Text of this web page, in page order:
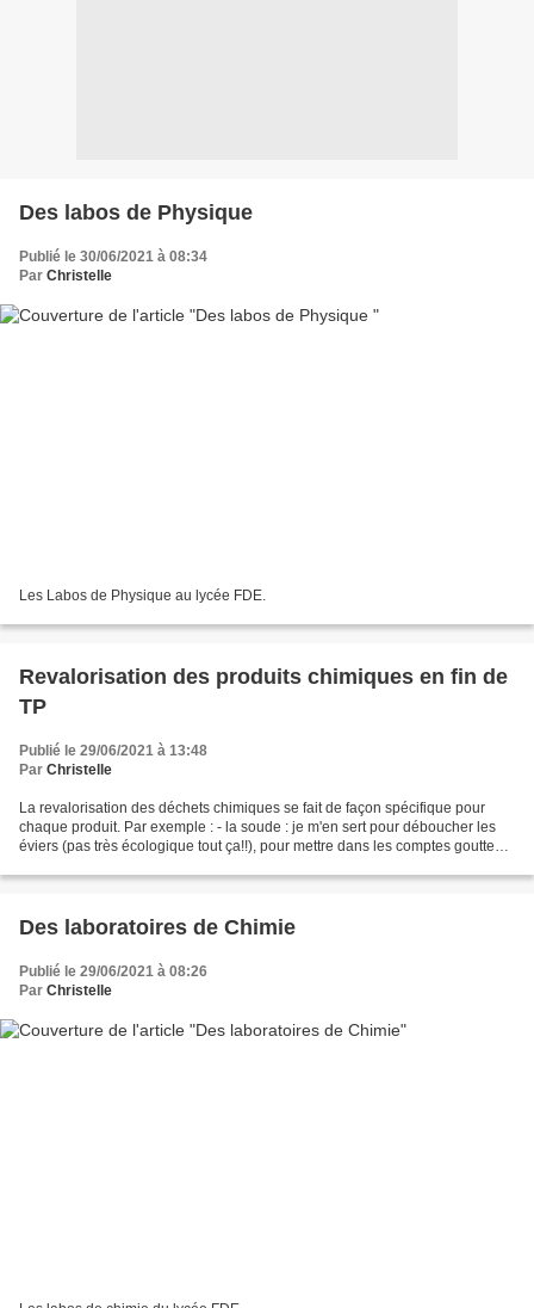
Des labos de Physique
Publié le 30/06/2021 à 08:34
Par Christelle
Les Labos de Physique au lycée FDE.
Revalorisation des produits chimiques en fin de
TP
Publié le 29/06/2021 à 13:48
Par Christelle
La revalorisation des déchets chimiques se fait de façon spécifique pour
chaque produit. Par exemple : - la soude : je m'en sert pour déboucher les
éviers (pas très écologique tout ça!!), pour mettre dans les comptes goutte
Des laboratoires de Chimie
Publié le 29/06/2021 à 08:26
Par Christelle